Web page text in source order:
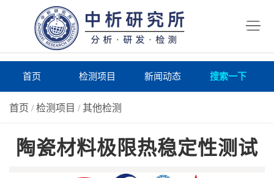
首页 检测项目 新闻动态 搜索一下
首页 /检测项目 /其他检测
陶瓷材料极限热稳定性测试